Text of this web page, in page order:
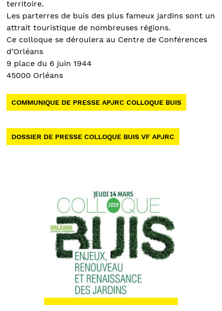
territoire.
Les parterres de buis des plus fameux jardins sont un
attrait touristique de nombreuses régions.
Ce colloque se déroulera au Centre de Conférences
d’Orléans
9 place du 6 juin 1944
45000 Orléans
COMMUNIQUE DE PRESSE APJRC COLLOQUE BUIS
DOSSIER DE PRESSE COLLOQUE BUIS VF APJRC